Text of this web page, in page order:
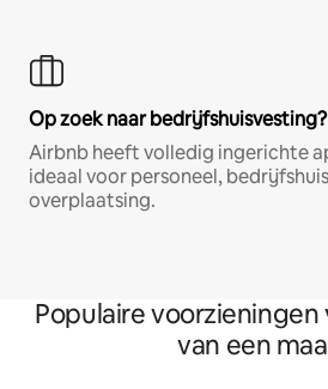
Op zoek naar bedrijfshuisvesting?
Airbnb heeft volledig ingerichte
ideaal voor personeel,
overplaatsing.
Populaire
van een